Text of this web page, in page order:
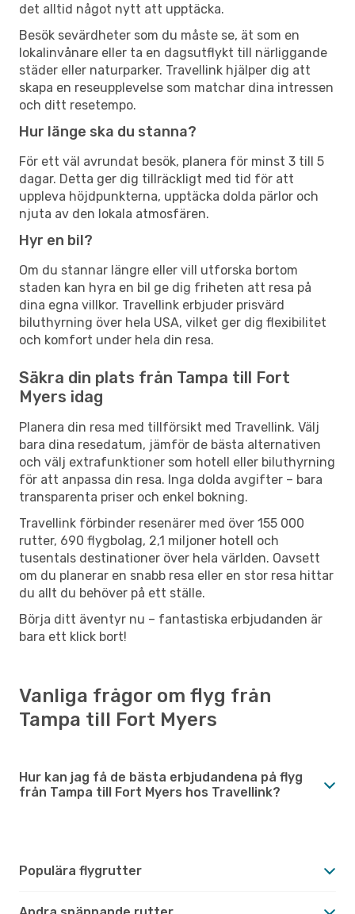
det alltid något nytt att upptäcka.
Besök sevärdheter som du måste se, ät som en
lokalinvånare eller ta en dagsutflykt till närliggande
städer eller naturparker. Travellink hjälper dig att
skapa en reseupplevelse som matchar dina intressen
och ditt resetempo.
Hur länge ska du stanna?
För ett väl avrundat besök, planera för minst 3 till 5
dagar. Detta ger dig tillräckligt med tid för att
uppleva höjdpunkterna, upptäcka dolda pärlor och
njuta av den lokala atmosfären.
Hyr en bil?
Om du stannar längre eller vill utforska bortom
staden kan hyra en bil ge dig friheten att resa på
dina egna villkor. Travellink erbjuder prisvärd
biluthyrning över hela USA, vilket ger dig flexibilitet
och komfort under hela din resa.
Säkra din plats från Tampa till Fort
Myers idag
Planera din resa med tillförsikt med Travellink. Välj
bara dina resedatum, jämför de bästa alternativen
och välj extrafunktioner som hotell eller biluthyrning
för att anpassa din resa. Inga dolda avgifter – bara
transparenta priser och enkel bokning.
Travellink förbinder resenärer med över 155 000
rutter, 690 flygbolag, 2,1 miljoner hotell och
tusentals destinationer över hela världen. Oavsett
om du planerar en snabb resa eller en stor resa hittar
du allt du behöver på ett ställe.
Börja ditt äventyr nu – fantastiska erbjudanden är
bara ett klick bort!
Vanliga frågor om flyg från
Tampa till Fort Myers
Hur kan jag få de bästa erbjudandena på flyg
från Tampa till Fort Myers hos Travellink?
Populära flygrutter